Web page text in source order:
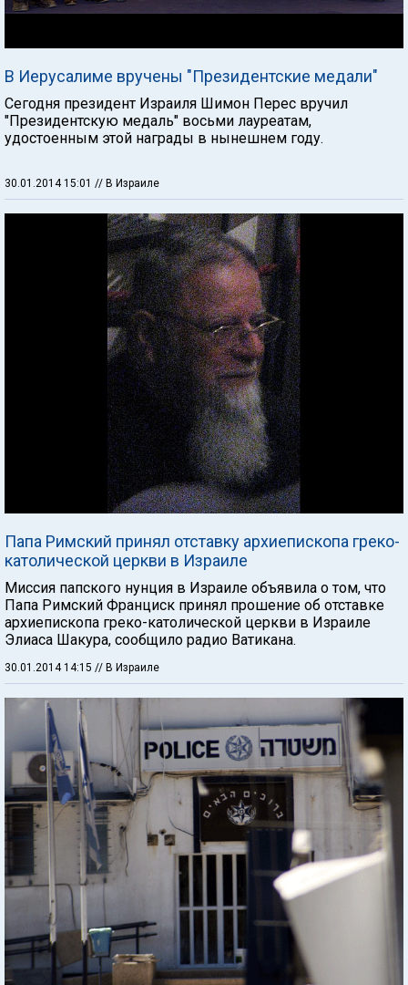
В Иерусалиме вручены "Президентские медали"
Сегодня президент Израиля Шимон Перес вручил
"Президентскую медаль" восьми лауреатам,
удостоенным этой награды в нынешнем году.
30.01.2014 15:01 // В Израиле
Папа Римский принял отставку архиепископа греко-
католической церкви в Израиле
Миссия папского нунция в Израиле объявила о том, что
Папа Римский Франциск принял прошение об отставке
архиепископа греко-католической церкви в Израиле
Элиаса Шакура, сообщило радио Ватикана.
30.01.2014 14:15 // В Израиле